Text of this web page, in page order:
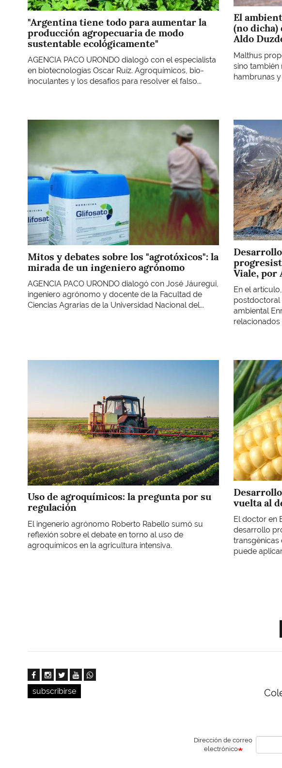
"Argentina tiene todo para aumentar la
producción agropecuaria de modo
sustentable ecológicamente"
AGENCIA PACO URONDO dialogó con el especialista
en biotecnologías Oscar Ruíz. Agroquímicos, bio-
inoculantes y los desafíos para resolver el falso...
El
(no
Aldo
Malthus
sino también
hambrunas
Mitos y debates sobre los "agrotóxicos": la
mirada de un ingeniero agrónomo
AGENCIA PACO URONDO dialogó con José Jáuregui,
ingeniero agrónomo y docente de la Facultad de
Ciencias Agrarias de la Universidad Nacional del...
Imagen
Viale, por
En el
postdoctoral
ambiental
relacionados
Uso de agroquímicos: la pregunta por su
regulación
El ingenerio agrónomo Roberto Rabello sumó su
reflexión sobre el debate en torno al uso de
agroquímicos en la agricultura intensiva.
Imagen
vuelta al
El doctor en
desarrollo
puede
subscribirse
Dirección de correo
electrónico